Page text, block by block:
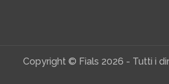
Copyright © Fials 2026 - Tutti i